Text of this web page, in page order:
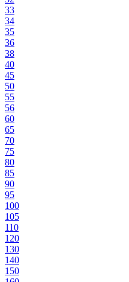
33
34
35
36
38
40
45
50
55
56
60
65
70
75
80
85
90
95
100
105
110
120
130
140
150